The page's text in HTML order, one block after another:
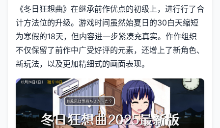
《冬日狂想曲》在继承前作优点的初级上，进行行了合
计方法位的升级。游戏时间虽然始夏日的30白天缩短
为寒假的18天，但内容进一步紧凑充真实。作作组织
不仅保留了前作中广受好评的元素，还增上了​​新角色、
新玩法​​，以及更加精细式的画面表现。